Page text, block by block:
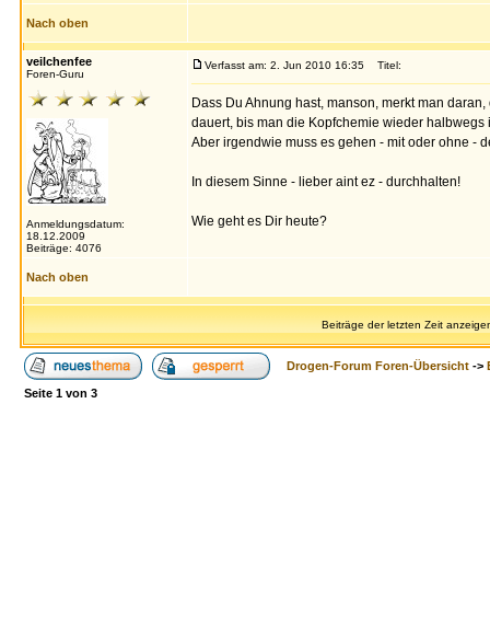
Nach oben
veilchenfee
Foren-Guru
Anmeldungsdatum:
18.12.2009
Beiträge: 4076
Verfasst am: 2. Jun 2010 16:35 Titel:
Dass Du Ahnung hast, manson, merkt man
dauert, bis man die Kopfchemie wieder
Aber irgendwie muss es gehen - mit oder ohne -
In diesem Sinne - lieber aint ez - durchhalten!
Wie geht es Dir heute?
Nach oben
Beiträge der letzten Zeit
Drogen-Forum Foren-Übersicht ->
Seite 1 von 3